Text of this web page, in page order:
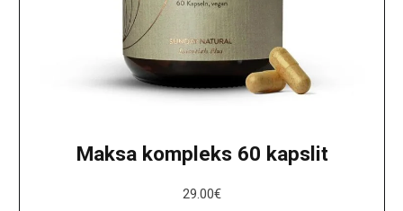
Maksa kompleks 60 kapslit
29.00€